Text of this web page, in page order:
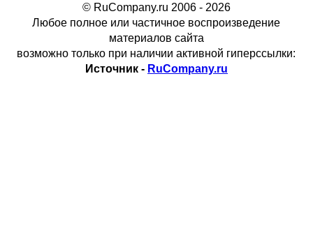
© RuCompany.ru 2006 - 2026
Любое полное или частичное воспроизведение
материалов сайта
возможно только при наличии активной гиперссылки:
Источник - RuCompany.ru